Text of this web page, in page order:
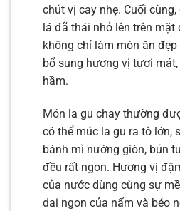
chút vị cay nhẹ. Cuối
lá đã thái nhỏ lên trên mặt
không chỉ làm món ăn
bổ sung hương vị tươi
hầm.
Món la gu chay thường
có thể múc la gu ra tô lớn,
bánh mì nướng giòn, bún
đều rất ngon. Hương vị
của nước dùng cùng sự
dai ngon của nấm và béo